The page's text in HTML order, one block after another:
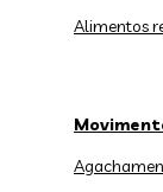
Alimentos